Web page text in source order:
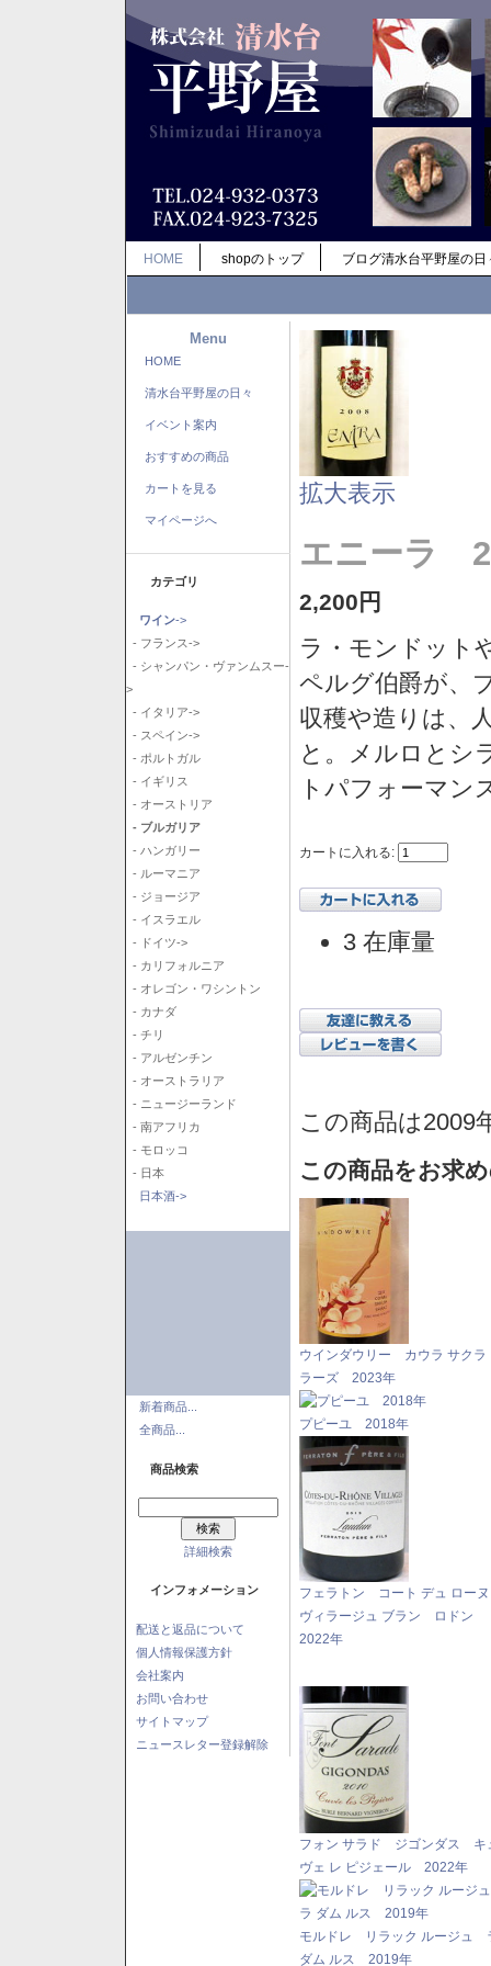
HOME shopのトップ ブログ清水台平野屋の日
Menu
HOME
清水台平野屋の日々
イベント案内
おすすめの商品
カートを見る
マイページへ
カテゴリ
ワイン->
- フランス->
- シャンパン・ヴァンムスー-
>
- イタリア->
- スペイン->
- ポルトガル
- イギリス
- オーストリア
- ブルガリア
- ハンガリー
- ルーマニア
- ジョージア
- イスラエル
- ドイツ->
- カリフォルニア
- オレゴン・ワシントン
- カナダ
- チリ
- アルゼンチン
- オーストラリア
- ニュージーランド
- 南アフリカ
- モロッコ
- 日本
日本酒->
新着商品...
全商品...
商品検索
詳細検索
インフォメーション
配送と返品について
個人情報保護方針
会社案内
お問い合わせ
サイトマップ
ニュースレター登録解除
拡大表示
エニーラ
2,200円
ラ・モンドット
ペルグ伯爵が、
収穫や造りは、
と。メルロとシ
トパフォーマン
カートに入れる:
3 在庫量
この商品は2009
この商品をお求
ウインダウリー カウラ サクラ
ラーズ 2023年
プピーユ 2018年
フェラトン コート デュ ロー
ヴィラージュ ブラン ロドン
2022年
フォン サラド ジゴンダス キ
ヴェ レ ピジェール 2022年
モルドレ リラック ルージュ
ダム ルス 2019年